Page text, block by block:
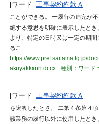
[ワード] 工事契約約款Ａ
ことができる。 一履行の追完が
絶する意思を明確に表示したとき
より、特定の日時又は一定の期
るこ
https://www.pref.saitama.lg.jp/
akuyakkann.docx
種別：ワード
[ワード] 工事契約約款Ａ
を譲渡したとき。 二第４条第４
該業務の履行以外に使用したとき